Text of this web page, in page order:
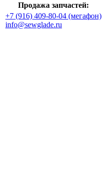
Продажа запчастей:
+7 (916) 409-80-04 (мегафон)
info@sewglade.ru